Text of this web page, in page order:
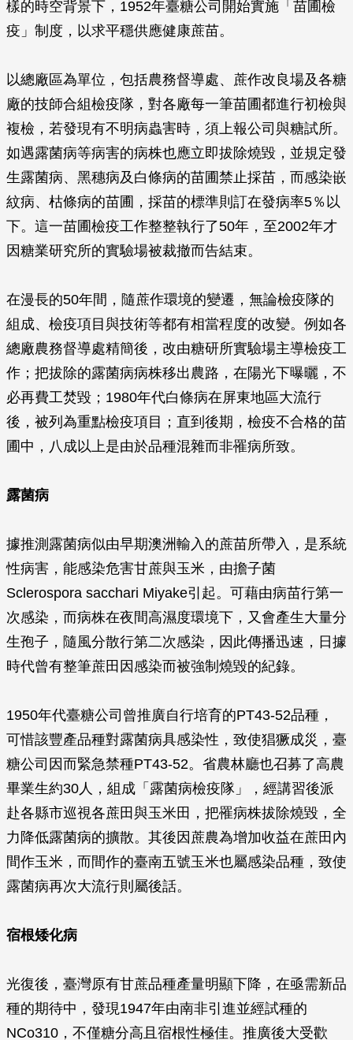
樣的時空背景下，1952年臺糖公司開始實施「苗圃檢
疫」制度，以求平穩供應健康蔗苗。
以總廠區為單位，包括農務督導處、蔗作改良場及各糖
廠的技師合組檢疫隊，對各廠每一筆苗圃都進行初檢與
複檢，若發現有不明病蟲害時，須上報公司與糖試所。
如遇露菌病等病害的病株也應立即拔除燒毀，並規定發
生露菌病、黑穗病及白條病的苗圃禁止採苗，而感染嵌
紋病、枯條病的苗圃，採苗的標準則訂在發病率5％以
下。這一苗圃檢疫工作整整執行了50年，至2002年才
因糖業研究所的實驗場被裁撤而告結束。
在漫長的50年間，隨蔗作環境的變遷，無論檢疫隊的
組成、檢疫項目與技術等都有相當程度的改變。例如各
總廠農務督導處精簡後，改由糖研所實驗場主導檢疫工
作；把拔除的露菌病病株移出農路，在陽光下曝曬，不
必再費工焚毀；1980年代白條病在屏東地區大流行
後，被列為重點檢疫項目；直到後期，檢疫不合格的苗
圃中，八成以上是由於品種混雜而非罹病所致。
露菌病
據推測露菌病似由早期澳洲輸入的蔗苗所帶入，是系統
性病害，能感染危害甘蔗與玉米，由擔子菌
Sclerospora sacchari Miyake引起。可藉由病苗行第一
次感染，而病株在夜間高濕度環境下，又會產生大量分
生孢子，隨風分散行第二次感染，因此傳播迅速，日據
時代曾有整筆蔗田因感染而被強制燒毀的紀錄。
1950年代臺糖公司曾推廣自行培育的PT43-52品種，
可惜該豐產品種對露菌病具感染性，致使猖獗成災，臺
糖公司因而緊急禁種PT43-52。省農林廳也召募了高農
畢業生約30人，組成「露菌病檢疫隊」，經講習後派
赴各縣市巡視各蔗田與玉米田，把罹病株拔除燒毀，全
力降低露菌病的擴散。其後因蔗農為增加收益在蔗田內
間作玉米，而間作的臺南五號玉米也屬感染品種，致使
露菌病再次大流行則屬後話。
宿根矮化病
光復後，臺灣原有甘蔗品種產量明顯下降，在亟需新品
種的期待中，發現1947年由南非引進並經試種的
NCo310，不僅糖分高且宿根性極佳。推廣後大受歡